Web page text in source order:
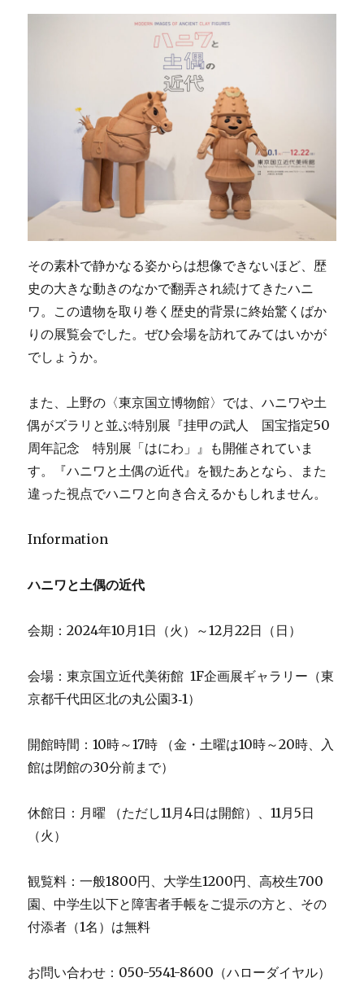
その素朴で静かなる姿からは想像できないほど、歴
史の大きな動きのなかで翻弄され続けてきたハニ
ワ。この遺物を取り巻く歴史的背景に終始驚くばか
りの展覧会でした。ぜひ会場を訪れてみてはいかが
でしょうか。
また、上野の〈東京国立博物館〉では、ハニワや土
偶がズラリと並ぶ特別展『挂甲の武人 国宝指定50
周年記念 特別展「はにわ」』も開催されていま
す。『ハニワと土偶の近代』を観たあとなら、また
違った視点でハニワと向き合えるかもしれません。
Information
ハニワと土偶の近代
会期：2024年10月1日（火）～12月22日（日）
会場：東京国立近代美術館 1F企画展ギャラリー（東
京都千代田区北の丸公園3‐1）
開館時間：10時～17時 （金・土曜は10時～20時、入
館は閉館の30分前まで）
休館日：月曜 （ただし11月4日は開館）、11月5日
（火）
観覧料：一般1800円、大学生1200円、高校生700
園、中学生以下と障害者手帳をご提示の方と、その
付添者（1名）は無料
お問い合わせ：050-5541-8600（ハローダイヤル）